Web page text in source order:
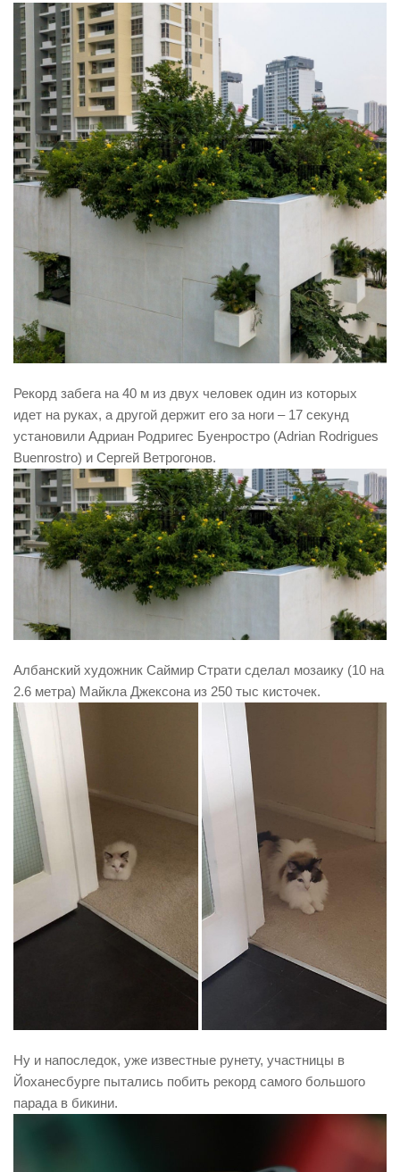
Рекорд забега на 40 м из двух человек один из которых
идет на руках, а другой держит его за ноги – 17 секунд
установили Адриан Родригес Буенростро (Adrian Rodrigues
Buenrostro) и Сергей Ветрогонов.
Албанский художник Саймир Страти сделал мозаику (10 на
2.6 метра) Майкла Джексона из 250 тыс кисточек.
Ну и напоследок, уже известные рунету, участницы в
Йоханесбурге пытались побить рекорд самого большого
парада в бикини.